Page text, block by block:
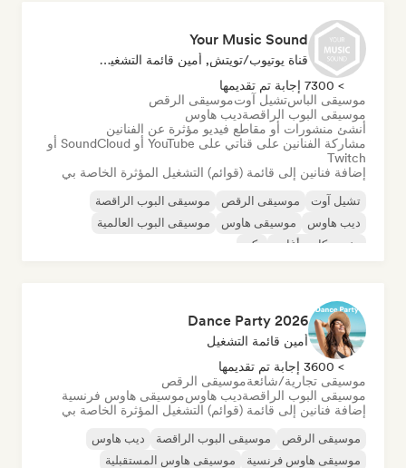
Your Music Sound
قناة يوتيوب/تويتش, أمين قائمة التشغيل, مؤثر على وسائل التواصل الاجتماعي
> 7300 إجابة تم تقديمها
موسيقى الباستشيل آوتموسيقى الرقص
موسيقى البوب الراقصةديب هاوس
أنشئ منشورات أو مقاطع فيديو مؤثرة عن الفنانين
مشاركة الفنانين على قناتي على YouTube أو SoundCloud أو
Twitch
إضافة فنانين إلى قائمة (قوائم) التشغيل المؤثرة الخاصة بي
تشيل آوت موسيقى الرقص
موسيقى البوب الراقصة
ديب هاوس
موسيقى هاوس
موسيقى البوب العالمية
مغني وكاتب أغاني
تكنو
Dance Party 2026
أمين قائمة التشغيل
> 3600 إجابة تم تقديمها
موسيقى تجارية/شائعةموسيقى الرقص
موسيقى البوب الراقصةديب هاوسموسيقى هاوس فرنسية
إضافة فنانين إلى قائمة (قوائم) التشغيل المؤثرة الخاصة بي
موسيقى الرقص موسيقى البوب الراقصة
ديب هاوس
موسيقى هاوس فرنسية
موسيقى هاوس المستقبلية